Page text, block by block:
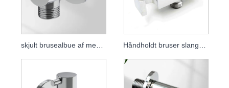
skjult brusealbue af messing Håndholdt bruser slangeforbindelse Fuld messing bruseafgang albue